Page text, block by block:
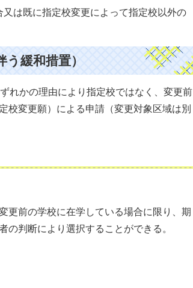
は既に指定校変更によって指定校以外の
緩和措置）
れかの理由により指定校ではなく、変更前
校変更願）による申請（変更対象区域は別
更前の学校に在学している場合に限り、期
の判断により選択することができる。